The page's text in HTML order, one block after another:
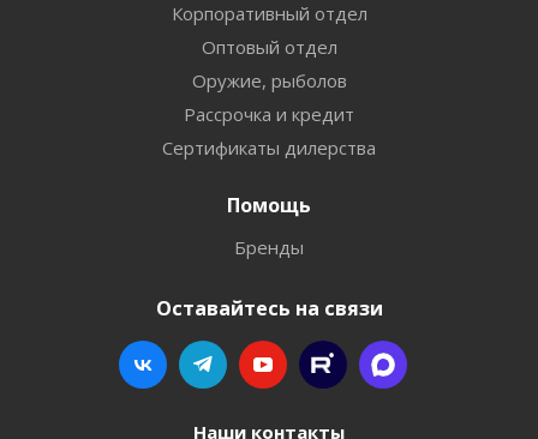
Корпоративный отдел
Оптовый отдел
Оружие, рыболов
Рассрочка и кредит
Сертификаты дилерства
Помощь
Бренды
Оставайтесь на связи
Наши контакты